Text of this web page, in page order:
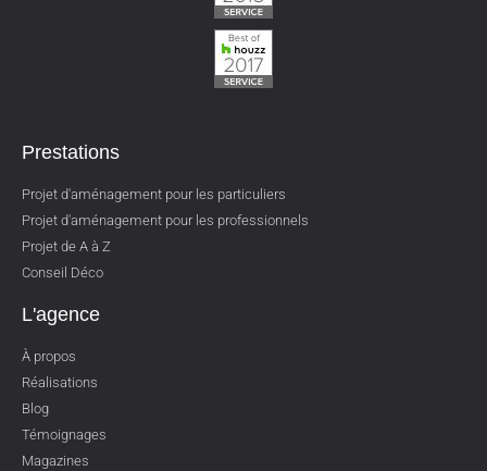
Prestations
Projet d'aménagement pour les particuliers
Projet d'aménagement pour les professionnels
Projet de A à Z
Conseil Déco
L'agence
À propos
Réalisations
Blog
Témoignages
Magazines